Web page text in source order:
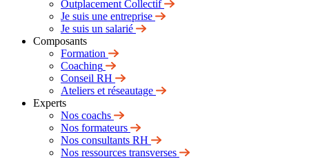
Outplacement Collectif
Je suis une entreprise
Je suis un salarié
Composants
Formation
Coaching
Conseil RH
Ateliers et réseautage
Experts
Nos coachs
Nos formateurs
Nos consultants RH
Nos ressources transverses